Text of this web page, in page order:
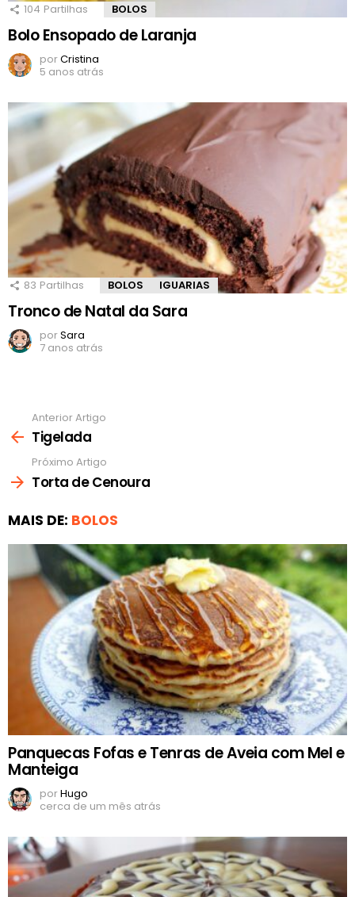
104 Partilhas BOLOS
Bolo Ensopado de Laranja
porCristina
5 anos atrás
83 Partilhas BOLOS IGUARIAS
Tronco de Natal da Sara
porSara
7 anos atrás
mais
Anterior Artigo
Tigelada
Próximo Artigo
Torta de Cenoura
MAIS DE: BOLOS
Panquecas Fofas e Tenras de Aveia com Mel e
Manteiga
porHugo
cerca de um mês atrás